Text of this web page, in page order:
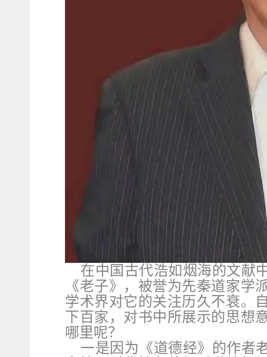
在中国古代浩如烟海的文献
《老子》，被誉为先秦道家学
学术界对它的关注历久不衰。
下百家，对书中所展示的思想
哪里呢？
一是因为《道德经》的作者